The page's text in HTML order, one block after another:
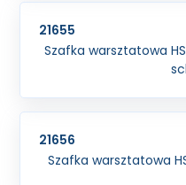
21655
Szafka warsztatowa
21656
Szafka warsztatowa